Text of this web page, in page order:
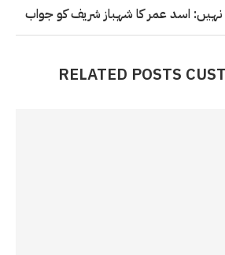
نہیں: اسد عمر کا شہباز شریف کو جواب
RELATED POSTS